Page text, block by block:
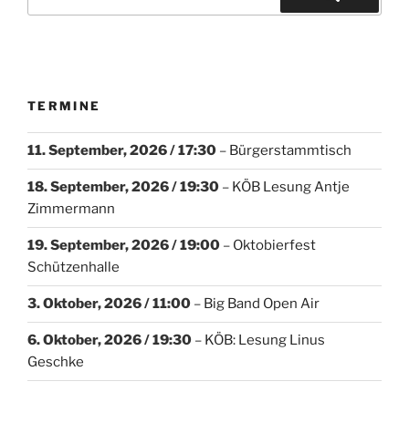
TERMINE
11. September, 2026/ 17:30 – Bürgerstammtisch
18. September, 2026/ 19:30 – KÖB Lesung Antje
Zimmermann
19. September, 2026/ 19:00 – Oktobierfest
Schützenhalle
3. Oktober, 2026/ 11:00 – Big Band Open Air
6. Oktober, 2026/ 19:30 – KÖB: Lesung Linus
Geschke